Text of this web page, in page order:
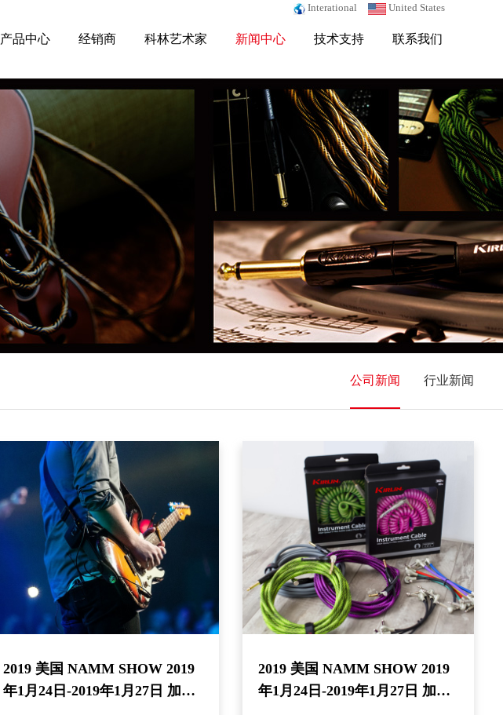
Interational United States
产品中心 经销商 科林艺术家 新闻中心 技术支持 联系我们
公司新闻 行业新闻
2019 美国 NAMM SHOW 2019
年1月24日-2019年1月27日 加利
2019 美国 NAMM SHOW 2019
年1月24日-2019年1月27日 加利